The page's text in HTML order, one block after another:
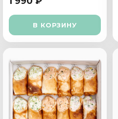
В КОРЗИНУ